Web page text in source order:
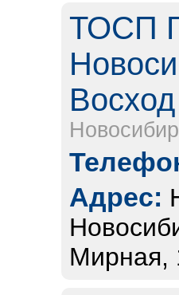
ТОСП
Адрес:
Мирная,